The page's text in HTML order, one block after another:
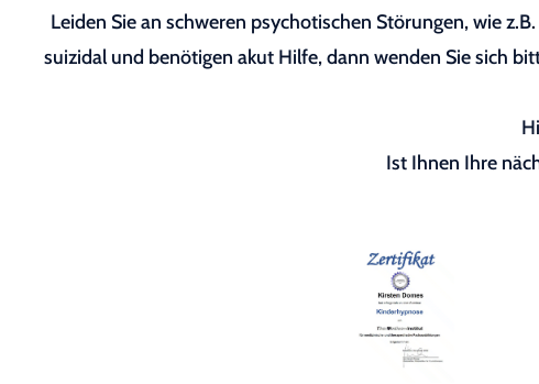
Leiden Sie an schweren psychotischen Störungen, wie
suizidal und benötigen akut Hilfe, dann wenden Sie sich
Ist Ihnen Ihre